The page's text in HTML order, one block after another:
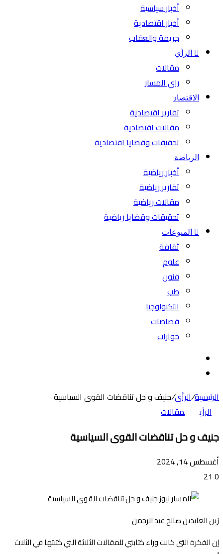
أخبار سياسية
أخبار اقتصادية
جريمة والعقاب
الرأي
مقالات
راي المسار
الاقتصاد
تقارير اقتصادية
مقالات اقتصادية
تحقيقات وقضايا اقتصادية
الرياضة
أخبار رياضية
تقارير رياضية
مقالات رياضية
تحقيقات وقضايا رياضية
المنوعات
ثقافة
علوم
فنون
طب
التكنولوجيا
قصاصات
حوارات
المظلم
الرئيسية/الرأي/جنيف و حل تناقضات القوى السياسية
الرأي
مقالات
جنيف و حل تناقضات القوى السياسية
أغسطس 14, 2024
0
زين العابدين صالح عبد الرحمن
إن الفكرة التي كانت وراء كتابتي للمقالات الثلاثة التي كتبتها في الثلاث